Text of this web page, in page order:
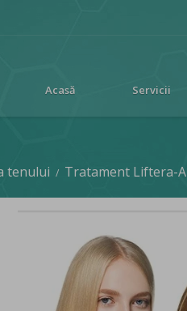
Acasă Servicii
tenului / Tratament Liftera-A